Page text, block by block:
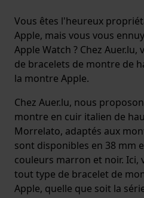
Vous êtes l'heureux
Apple, mais vous vous
Apple Watch ? Chez
de bracelets de montre de
la montre Apple.
Chez Auer.lu, nous
montre en cuir italien de
Morrelato, adaptés aux
sont disponibles en 38 mm
couleurs marron et noir. Ici,
tout type de bracelet de
Apple, quelle que soit la